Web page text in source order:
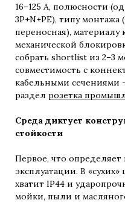
16–125 А, полюсности
3P+N+PE), типу
переносная),
механической
собрать shortlist из 2–3
совместимость с
кабельными сечениями
раздел розетка
Среда диктует
стойкости
Первое, что
эксплуатации. В
хватит IP44 и
мойки, пыли и